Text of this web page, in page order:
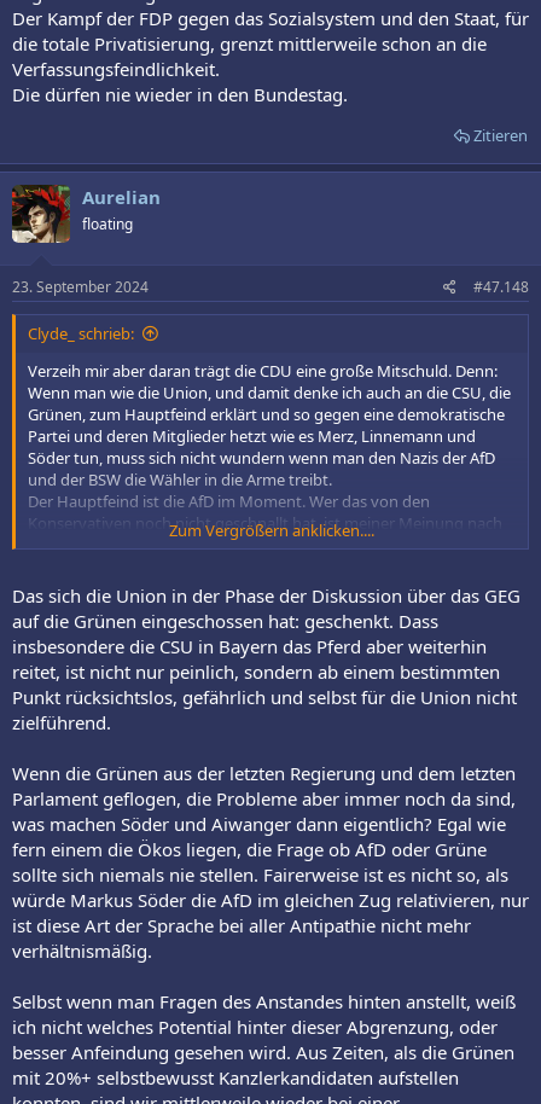
Ich glaube kaum, dass bei einer vorgezogenen Bundestagswahl die
FDP besser abschneiden würde als es aktuelle Umfragen zeigen.
Grüße,
Der Kampf der FDP gegen das Sozialsystem und den Staat, für
die totale Privatisierung, grenzt mittlerweile schon an die
Verfassungsfeindlichkeit.
Die dürfen nie wieder in den Bundestag.
Zitieren
Aurelian
floating
23. September 2024 #47.148
Clyde_ schrieb:
Verzeih mir aber daran trägt die CDU eine große Mitschuld. Denn:
Wenn man wie die Union, und damit denke ich auch an die CSU, die
Grünen, zum Hauptfeind erklärt und so gegen eine demokratische
Partei und deren Mitglieder hetzt wie es Merz, Linnemann und
Söder tun, muss sich nicht wundern wenn man den Nazis der AfD
und der BSW die Wähler in die Arme treibt.
Der Hauptfeind ist die AfD im Moment. Wer das von den
Konservativen noch nicht geschnallt hat, ist meiner Meinung nach
nur noch ein reaktionäres Arschloch.
Zum Vergrößern anklicken....
Das sich die Union in der Phase der Diskussion über das GEG
auf die Grünen eingeschossen hat: geschenkt. Dass
insbesondere die CSU in Bayern das Pferd aber weiterhin
reitet, ist nicht nur peinlich, sondern ab einem bestimmten
Punkt rücksichtslos, gefährlich und selbst für die Union nicht
zielführend.
Wenn die Grünen aus der letzten Regierung und dem letzten
Parlament geflogen, die Probleme aber immer noch da sind,
was machen Söder und Aiwanger dann eigentlich? Egal wie
fern einem die Ökos liegen, die Frage ob AfD oder Grüne
sollte sich niemals nie stellen. Fairerweise ist es nicht so, als
würde Markus Söder die AfD im gleichen Zug relativieren, nur
ist diese Art der Sprache bei aller Antipathie nicht mehr
verhältnismäßig.
Selbst wenn man Fragen des Anstandes hinten anstellt, weiß
ich nicht welches Potential hinter dieser Abgrenzung, oder
besser Anfeindung gesehen wird. Aus Zeiten, als die Grünen
mit 20%+ selbstbewusst Kanzlerkandidaten aufstellen